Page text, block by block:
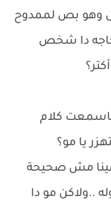
وهو بص لممدوح
حاجه دا شخص
كلام
يا مو؟
مش صحيحة
..ولاكن مو دا